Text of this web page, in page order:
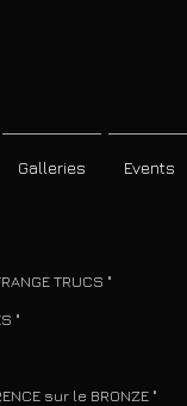
Galleries Events
ARTS -
"
sur le BRONZE "